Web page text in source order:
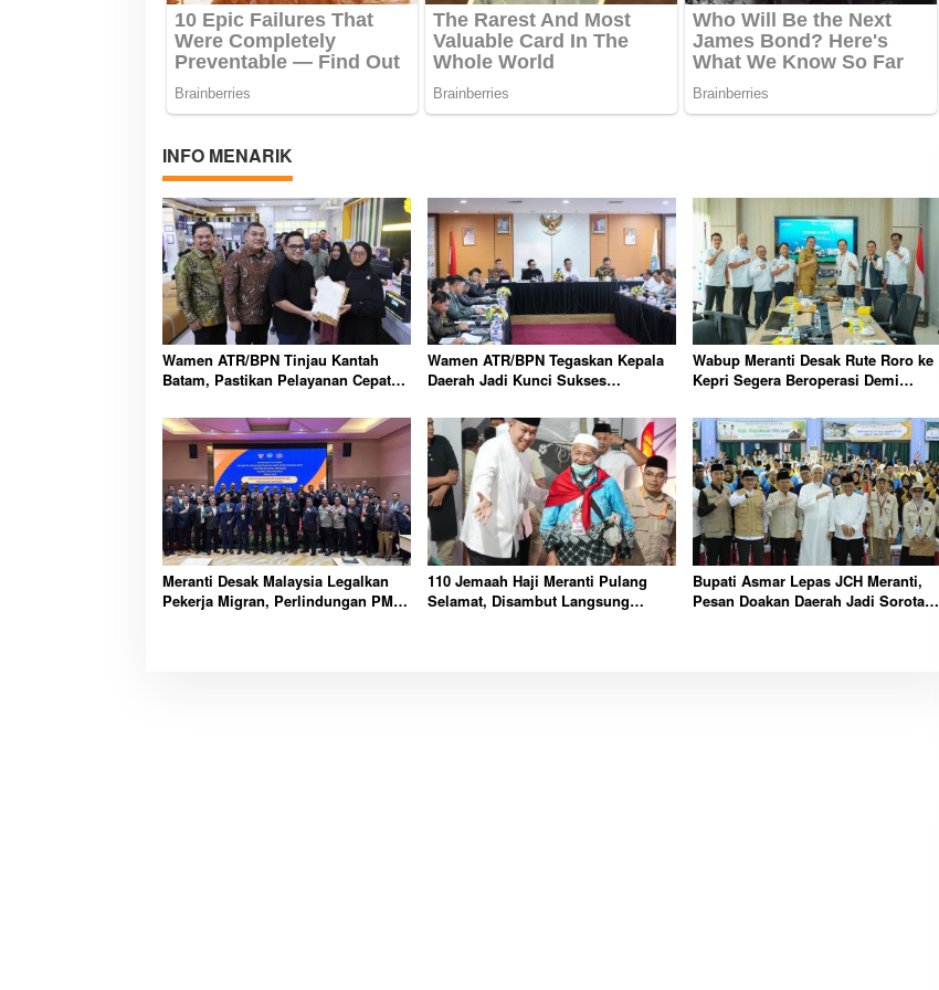
INFO MENARIK
Wamen ATR/BPN Tinjau Kantah
Batam, Pastikan Pelayanan Cepat
Wamen ATR/BPN Tegaskan Kepala
Daerah Jadi Kunci Sukses
Nasional Bersama
Wabup Meranti Desak Rute Roro ke
Kepri Segera Beroperasi Demi
Meranti Desak Malaysia Legalkan
Pekerja Migran, Perlindungan PMI
110 Jemaah Haji Meranti Pulang
Selamat, Disambut Langsung
Bupati Asmar Lepas JCH Meranti,
Pesan Doakan Daerah Jadi Sorotan